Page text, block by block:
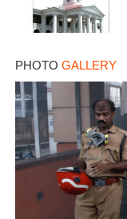
PHOTO GALLERY